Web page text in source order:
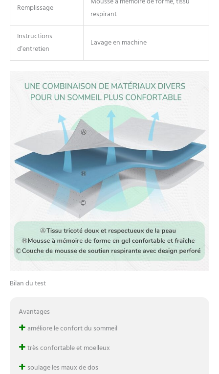
Remplissage
respirant
Instructions
d’entretien
Lavage en machine
Bilan du test
Avantages
+améliore le confort du sommeil
+très confortable et moelleux
+ soulage les maux de dos